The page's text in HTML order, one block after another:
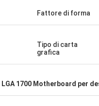
Fattore di forma
Tipo di carta
grafica
LGA 1700 Motherboard per